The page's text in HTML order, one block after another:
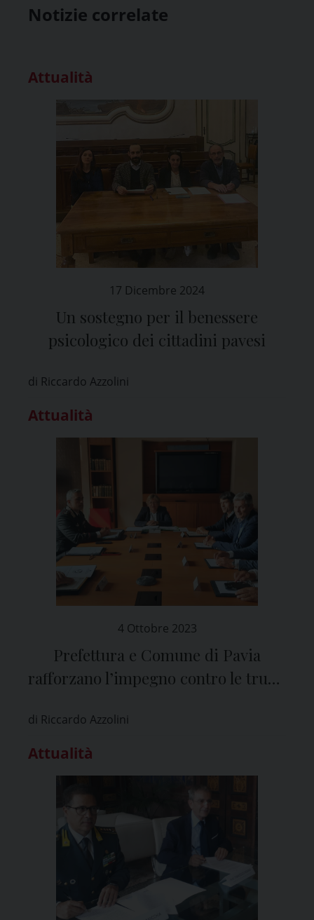
Notizie correlate
Attualità
17 Dicembre 2024
Un sostegno per il benessere
psicologico dei cittadini pavesi
di Riccardo Azzolini
Attualità
4 Ottobre 2023
Prefettura e Comune di Pavia
rafforzano l’impegno contro le truffe
di Riccardo Azzolini
Attualità